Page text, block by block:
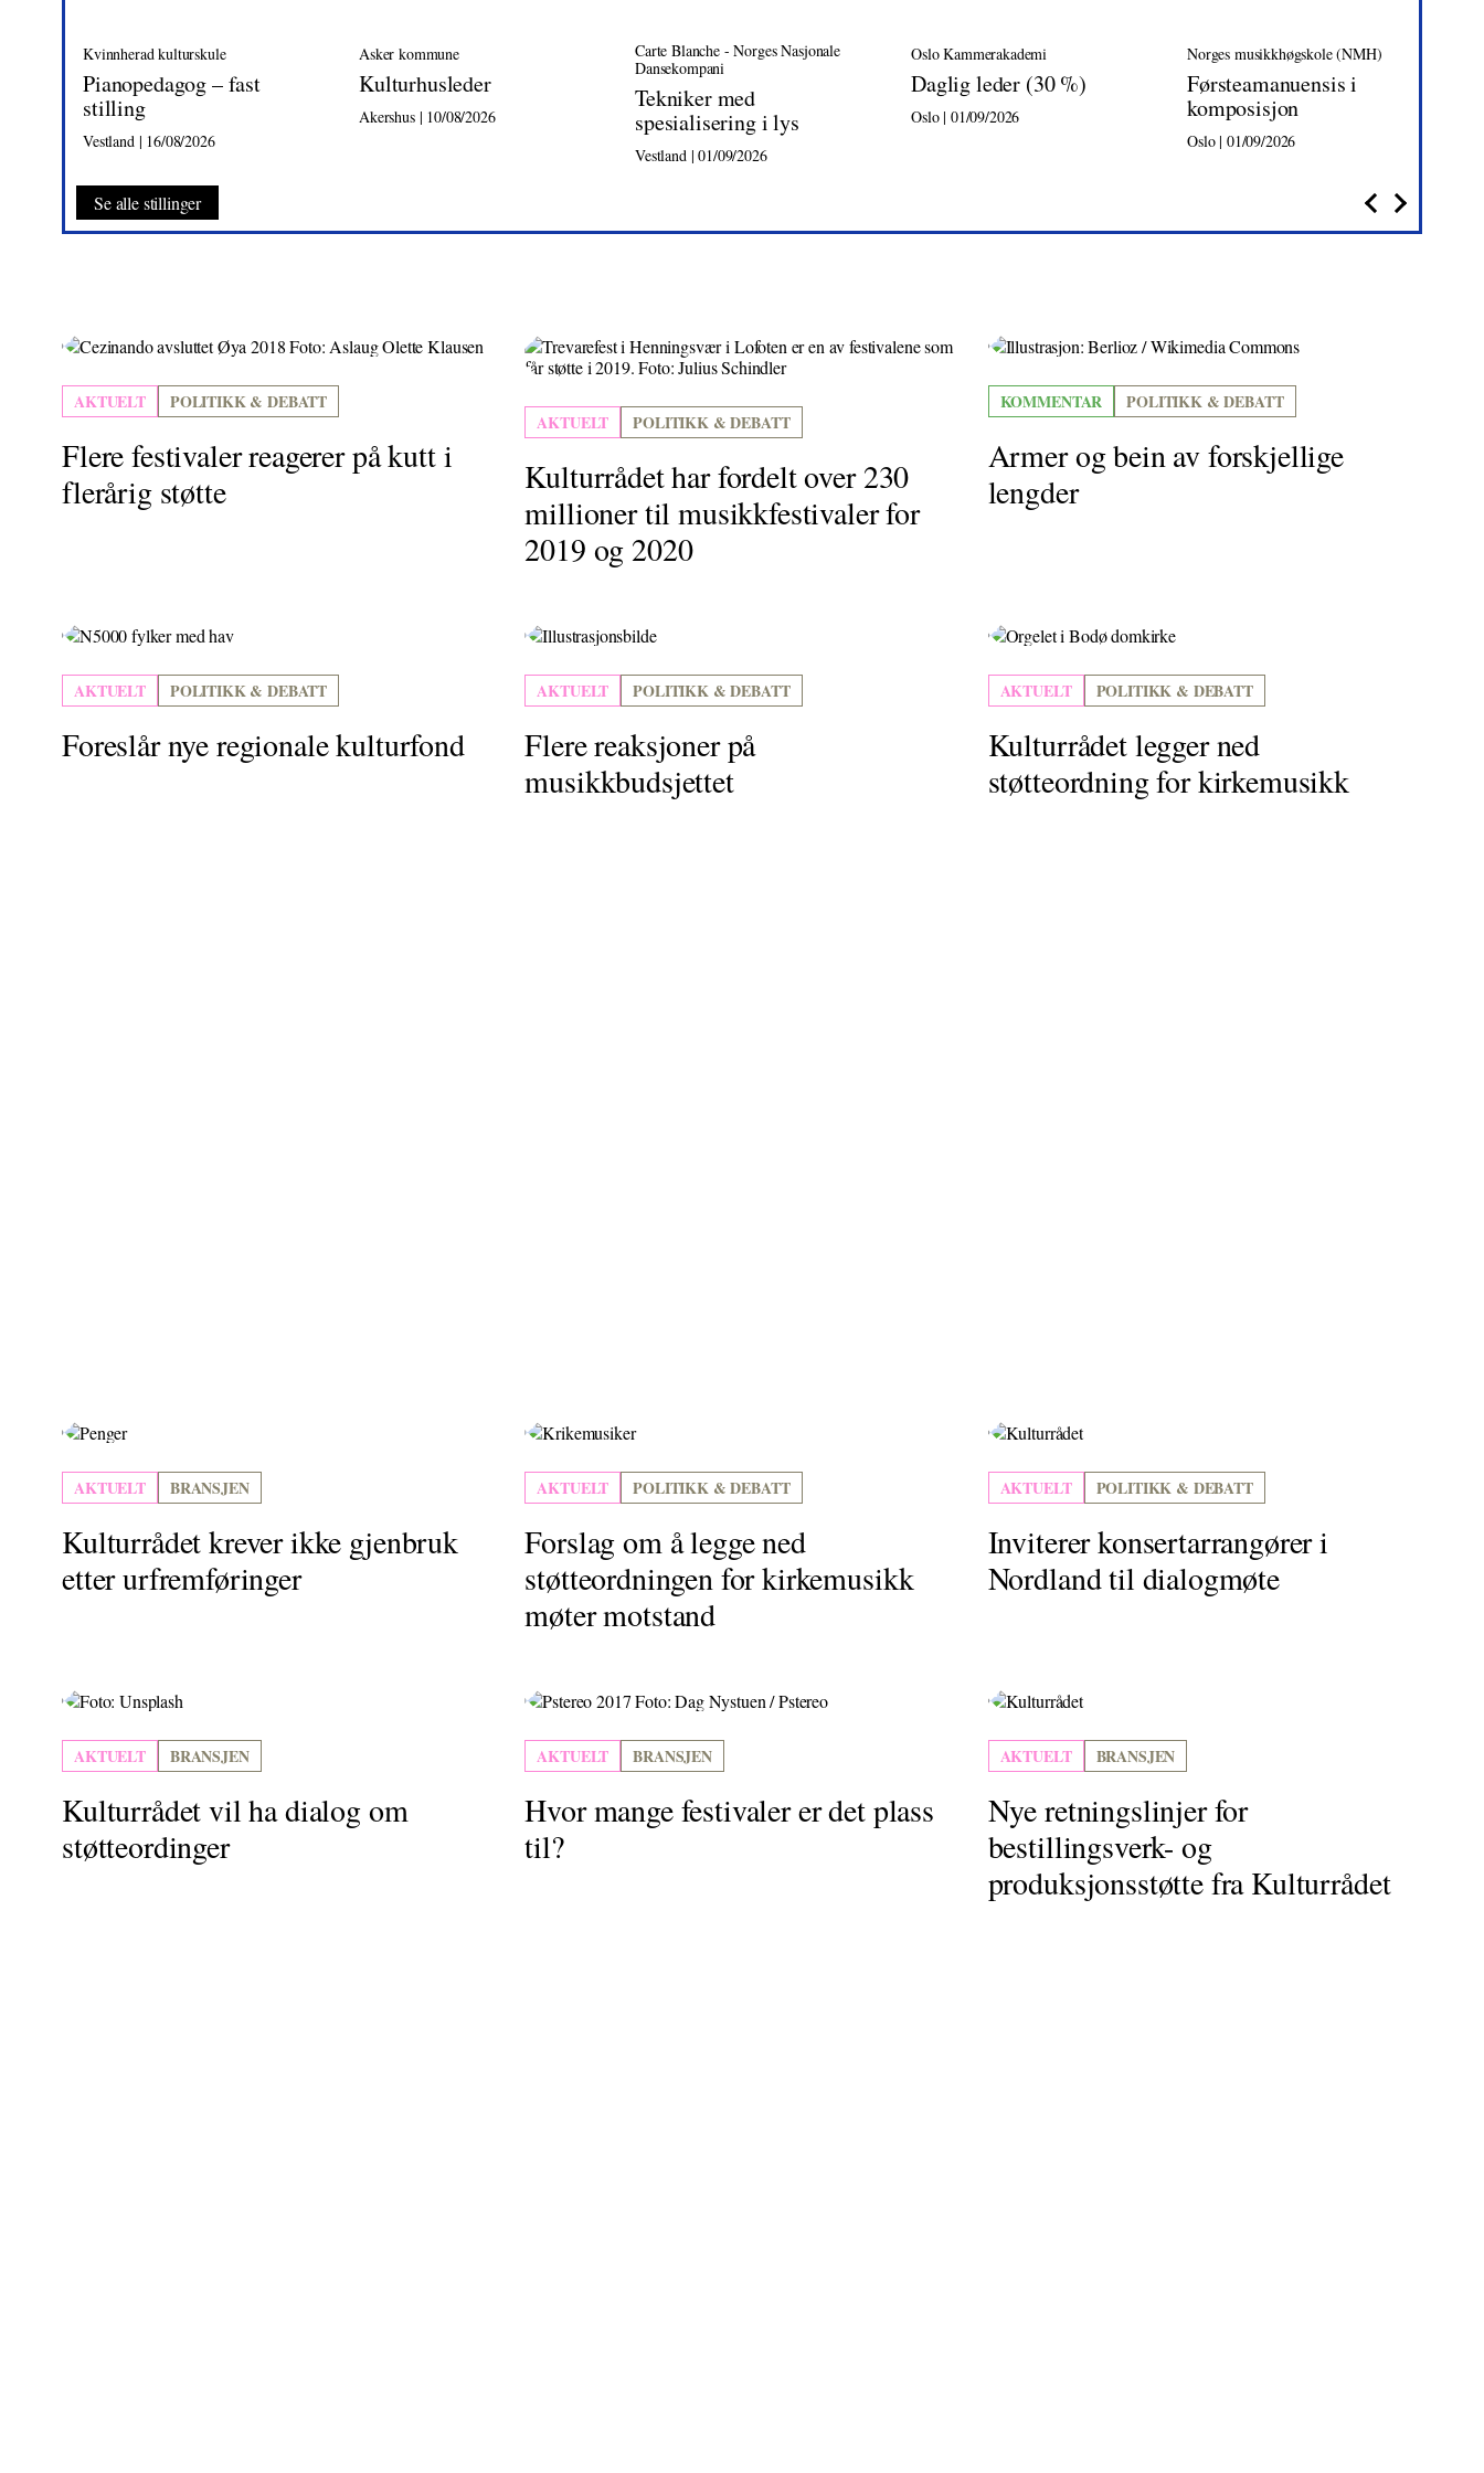
Kvinnherad kulturskule
Pianopedagog – fast
stilling
Vestland | 16/08/2026
Asker kommune
Kulturhusleder
Akershus | 10/08/2026
Carte Blanche - Norges Nasjonale
Dansekompani
Tekniker med
spesialisering i lys
Vestland | 01/09/2026
Oslo Kammerakademi
Daglig leder (30 %)
Oslo | 01/09/2026
Norges musikkhøgskole (NMH)
Førsteamanuensis i
komposisjon
Oslo | 01/09/2026
Se alle stillinger
AKTUELT POLITIKK & DEBATT
Flere festivaler reagerer på kutt i
flerårig støtte
AKTUELT POLITIKK & DEBATT
Kulturrådet har fordelt over 230
millioner til musikkfestivaler for
2019 og 2020
KOMMENTAR POLITIKK & DEBATT
Armer og bein av forskjellige
lengder
AKTUELT POLITIKK & DEBATT
Foreslår nye regionale kulturfond
AKTUELT POLITIKK & DEBATT
Flere reaksjoner på
musikkbudsjettet
AKTUELT POLITIKK & DEBATT
Kulturrådet legger ned
støtteordning for kirkemusikk
AKTUELT BRANSJEN
Kulturrådet krever ikke gjenbruk
etter urfremføringer
AKTUELT POLITIKK & DEBATT
Forslag om å legge ned
støtteordningen for kirkemusikk
møter motstand
AKTUELT POLITIKK & DEBATT
Inviterer konsertarrangører i
Nordland til dialogmøte
AKTUELT BRANSJEN
Kulturrådet vil ha dialog om
støtteordinger
AKTUELT BRANSJEN
Hvor mange festivaler er det plass
til?
AKTUELT BRANSJEN
Nye retningslinjer for
bestillingsverk- og
produksjonsstøtte fra Kulturrådet